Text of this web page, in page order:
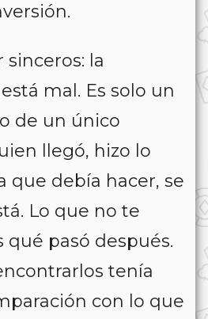
sinceros: la
mal. Es solo un
de un único
llegó, hizo lo
que debía hacer, se
Lo que no te
qué pasó después.
tenía
con lo que